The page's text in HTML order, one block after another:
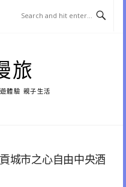
旅
體驗 親子生活
城市之心自由中央酒